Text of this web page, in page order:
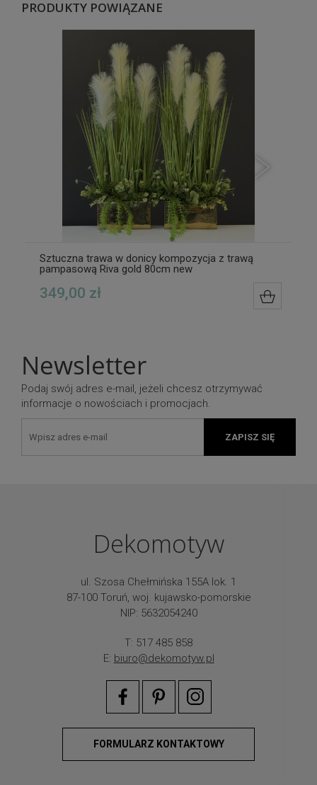
PRODUKTY POWIĄZANE
Sztuczna trawa w donicy kompozycja z trawą
pampasową Riva gold 80cm new
349,00 zł
Newsletter
Podaj swój adres e-mail, jeżeli chcesz otrzymywać
informacje o nowościach i promocjach.
ZAPISZ SIĘ
Dekomotyw
ul. Szosa Chełmińska 155A lok. 1
87-100 Toruń, woj. kujawsko-pomorskie
NIP: 5632054240
T: 517 485 858
E: biuro@dekomotyw.pl
FORMULARZ KONTAKTOWY